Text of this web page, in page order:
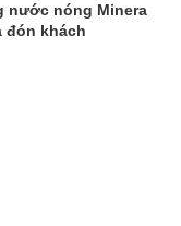
nước nóng Minera
đón khách